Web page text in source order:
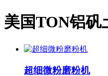
美国TON铝矾
超细微粉磨粉机